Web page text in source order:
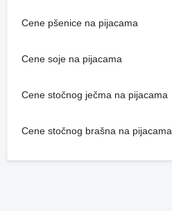
Cene pšenice na pijacama
Cene soje na pijacama
Cene stočnog ječma na pijacama
Cene stočnog brašna na pijacama